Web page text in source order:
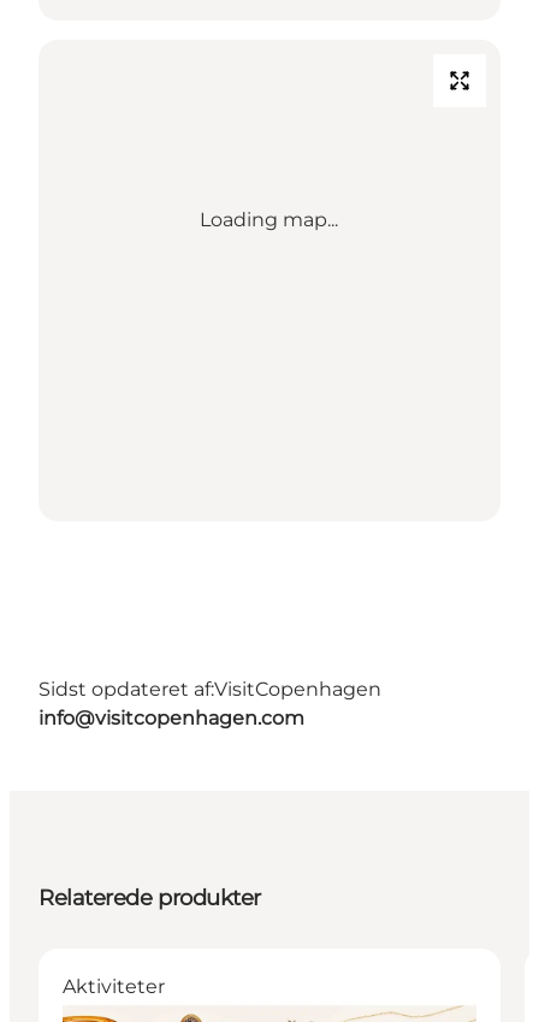
Loading map...
Sidst opdateret af:VisitCopenhagen
info@visitcopenhagen.com
Relaterede produkter
Aktiviteter